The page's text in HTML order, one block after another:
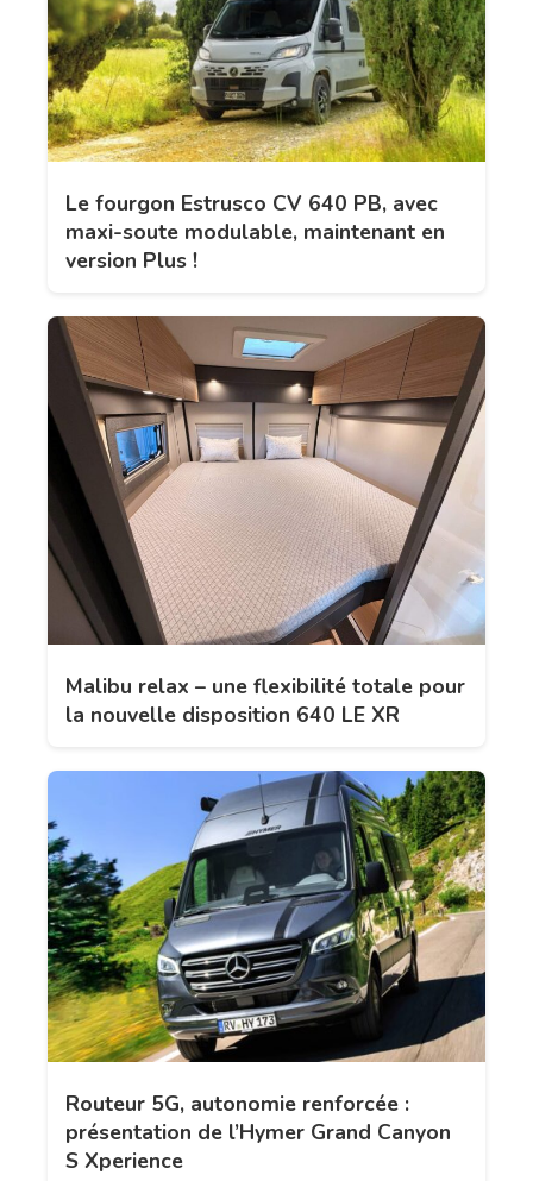
Le fourgon Estrusco CV 640 PB, avec
maxi-soute modulable, maintenant en
version Plus !
Malibu relax – une flexibilité totale pour
la nouvelle disposition 640 LE XR
Routeur 5G, autonomie renforcée :
présentation de l’Hymer Grand Canyon
S Xperience